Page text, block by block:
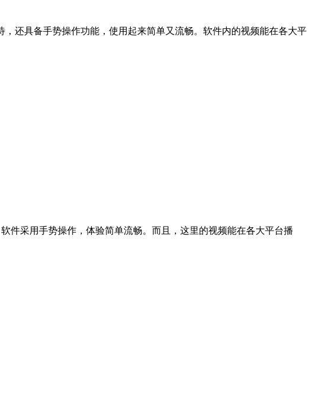
还具备手势操作功能，使用起来简单又流畅。软件内的视频能在各大平
件采用手势操作，体验简单流畅。而且，这里的视频能在各大平台播